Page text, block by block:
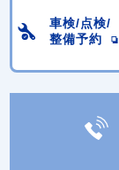
車検/点検/
整備予約